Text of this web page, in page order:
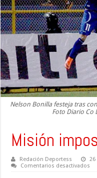
Nelson Bonilla festeja tras
Foto Diario Co
Misión
Redación Deportess 26
Comentarios desactivados